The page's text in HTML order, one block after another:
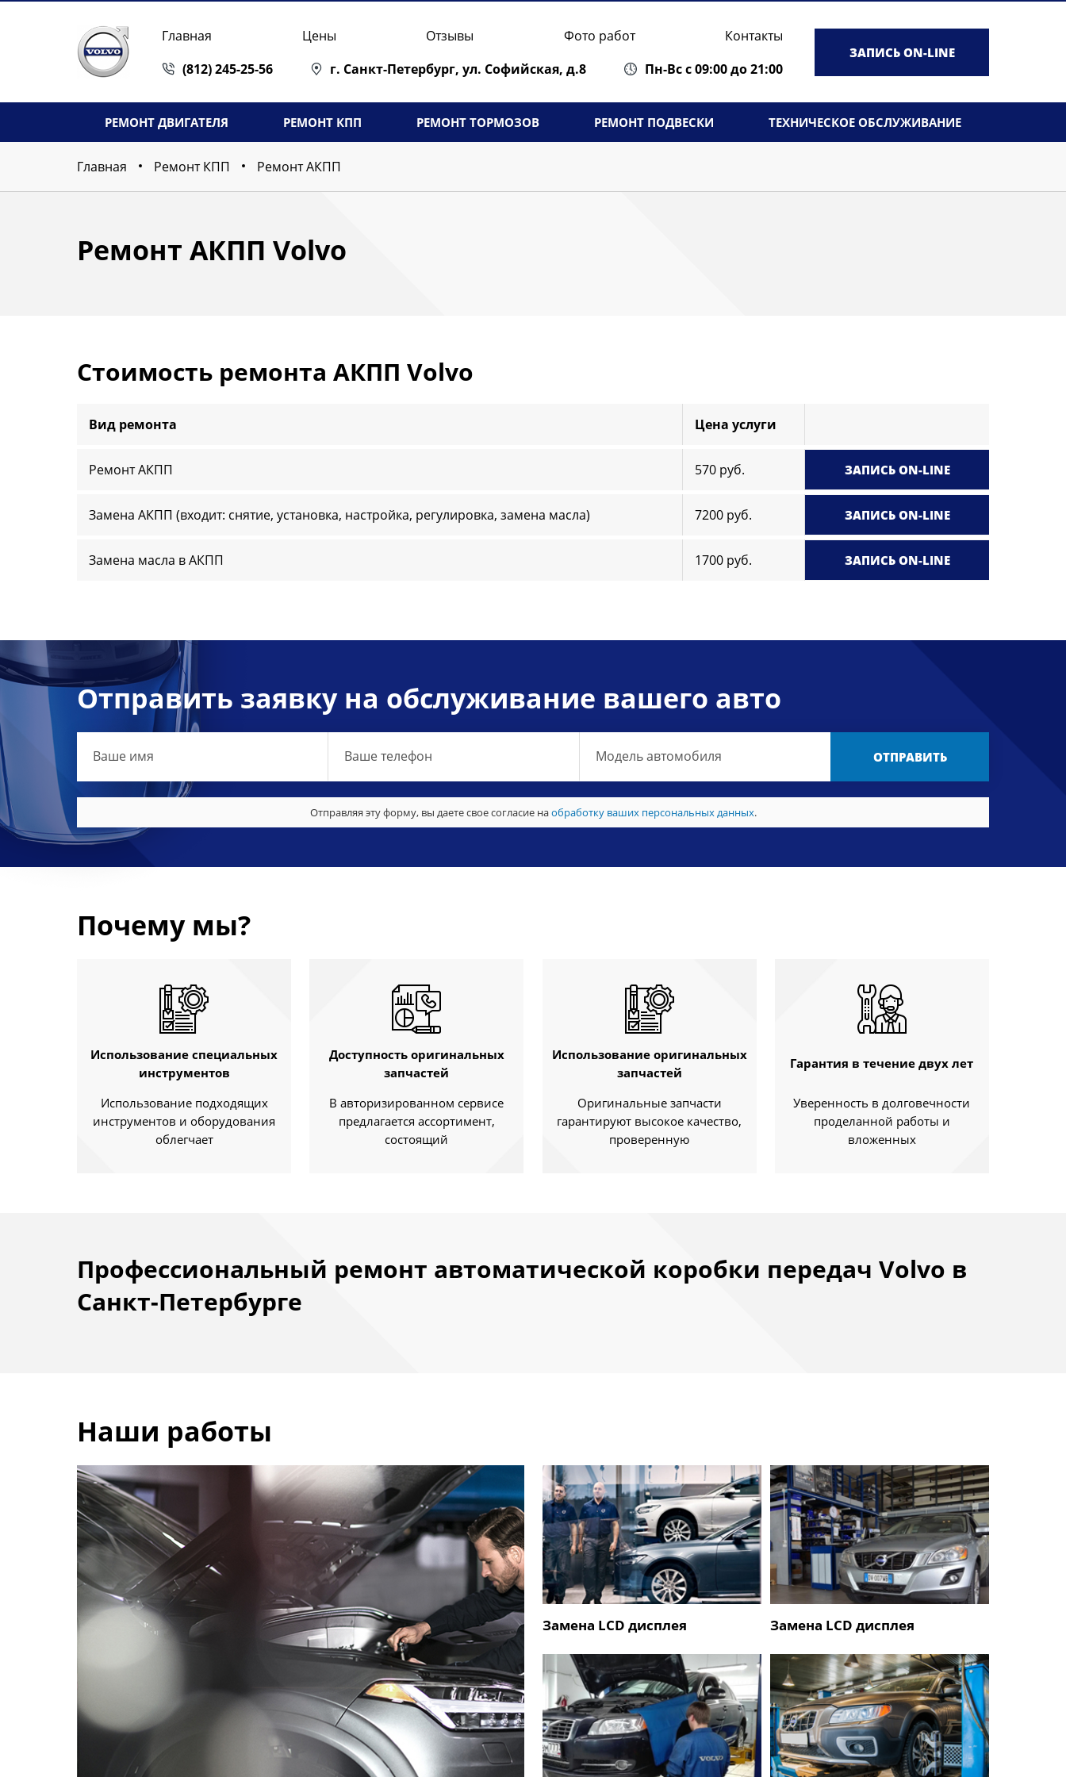
Главная Цены Отзывы Фото работ
Контакты
(812) 245-25-56
г. Санкт-Петербург, ул. Софийская, д.8 Пн-Вс с 09:00 до 21:00
ЗАПИСЬ ON-LINE
РЕМОНТ ДВИГАТЕЛЯ РЕМОНТ КПП РЕМОНТ ТОРМОЗОВ РЕМОНТ ПОДВЕСКИ ТЕХНИЧЕСКОЕ ОБСЛУЖИВАНИЕ
Главная Ремонт КПП Ремонт АКПП
Ремонт АКПП Volvo
Стоимость ремонта АКПП Volvo
Вид ремонта Цена услуги
Ремонт АКПП 570 руб. ЗАПИСЬ ON-LINE
Замена АКПП (входит: снятие, установка, настройка, регулировка, замена масла) 7200 руб. ЗАПИСЬ ON-LINE
Замена масла в АКПП 1700 руб. ЗАПИСЬ ON-LINE
Отправить заявку на обслуживание вашего авто
ОТПРАВИТЬ
Отправляя эту форму, вы даете свое согласие наобработку ваших персональных данных.
Почему мы?
Использование специальных
инструментов
Использование подходящих
инструментов и оборудования
облегчает
Доступность оригинальных
запчастей
В авторизированном сервисе
предлагается ассортимент,
состоящий
Использование оригинальных
запчастей
Оригинальные запчасти
гарантируют высокое качество,
проверенную
Гарантия в течение двух лет
Уверенность в долговечности
проделанной работы и
вложенных
Профессиональный ремонт автоматической коробки передач Volvo в
Санкт-Петербурге
Наши работы
Замена LCD дисплея Замена LCD дисплея